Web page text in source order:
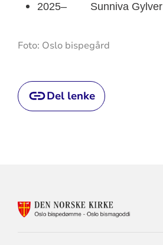
2025– Sunniva Gylver
Foto: Oslo bispegård
Del lenke